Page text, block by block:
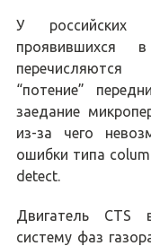
У российских
проявившихся
перечисляются
“потение”
заедание
из-за чего
ошибки типа
detect.
Двигатель CTS
систему фаз